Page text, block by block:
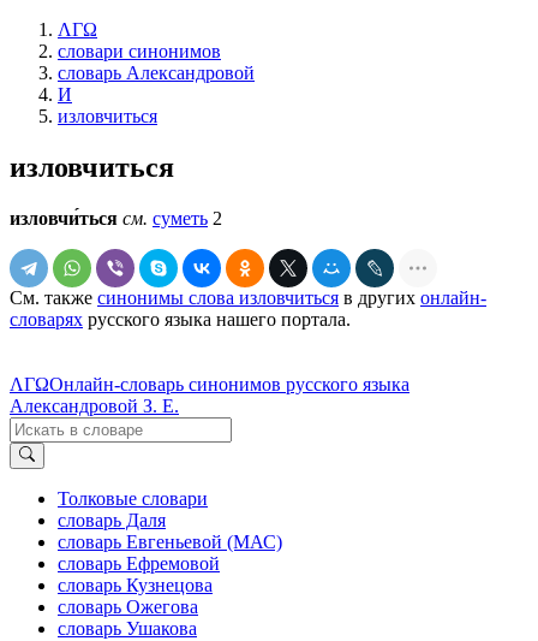
ΛΓΩ
словари синонимов
словарь Александровой
И
изловчиться
изловчиться
изловчи́ться см. суметь 2
См. также синонимы слова изловчиться в других онлайн-
словарях русского языка нашего портала.
ΛΓΩОнлайн-словарь синонимов русского языка
Александровой З. Е.
Толковые словари
словарь Даля
словарь Евгеньевой (МАС)
словарь Ефремовой
словарь Кузнецова
словарь Ожегова
словарь Ушакова